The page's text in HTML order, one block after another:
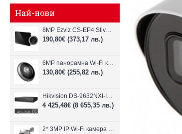
Най-нови
8MP Ezviz CS-EP4 Sliver Wi-Fi видеодомофон
190,80€ (373,17 лв.)
6MP панорамна Wi-Fi камерa Ezviz CS-E4p
130,80€ (255,82 лв.)
Hikvision DS-9632NXI-I8/VPro – 32-канален NVR с интелигентен AI анализ
4 425,48€ (8 655,35 лв.)
2* 3MP IP Wi-Fi камера Dahua P3D-3F-PV-P-0280B/0600B-PRO